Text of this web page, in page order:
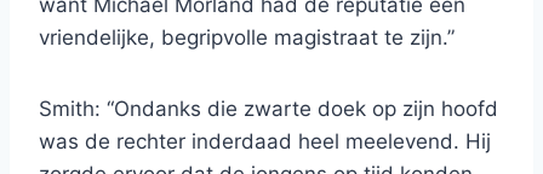
want Michael Morland had de reputatie een
vriendelijke, begripvolle magistraat te zijn.”
Smith: “Ondanks die zwarte doek op zijn hoofd
was de rechter inderdaad heel meelevend. Hij